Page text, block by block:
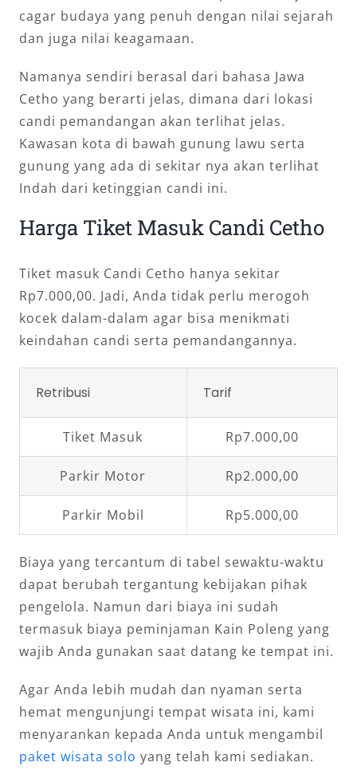
cagar budaya yang penuh dengan nilai sejarah
dan juga nilai keagamaan.
Namanya sendiri berasal dari bahasa Jawa
Cetho yang berarti jelas, dimana dari lokasi
candi pemandangan akan terlihat jelas.
Kawasan kota di bawah gunung lawu serta
gunung yang ada di sekitar nya akan terlihat
Indah dari ketinggian candi ini.
Harga Tiket Masuk Candi Cetho
Tiket masuk Candi Cetho hanya sekitar
Rp7.000,00. Jadi, Anda tidak perlu merogoh
kocek dalam-dalam agar bisa menikmati
keindahan candi serta pemandangannya.
Retribusi Tarif
Tiket Masuk Rp7.000,00
Parkir Motor Rp2.000,00
Parkir Mobil Rp5.000,00
Biaya yang tercantum di tabel sewaktu-waktu
dapat berubah tergantung kebijakan pihak
pengelola. Namun dari biaya ini sudah
termasuk biaya peminjaman Kain Poleng yang
wajib Anda gunakan saat datang ke tempat ini.
Agar Anda lebih mudah dan nyaman serta
hemat mengunjungi tempat wisata ini, kami
menyarankan kepada Anda untuk mengambil
paket wisata solo yang telah kami sediakan.